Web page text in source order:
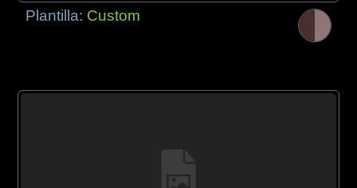
Plantilla: Custom